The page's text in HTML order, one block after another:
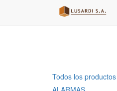
Todos los productos